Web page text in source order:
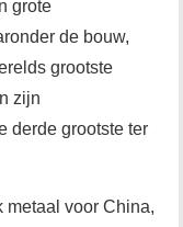
grote
de bouw,
grootste
zijn
derde grootste ter
metaal voor China,